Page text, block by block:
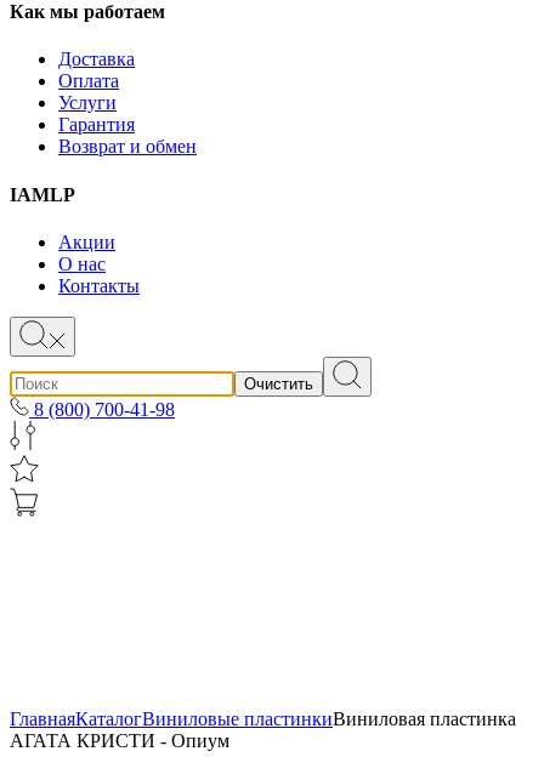
Как мы работаем
Доставка
Оплата
Услуги
Гарантия
Возврат и обмен
IAMLP
Акции
О нас
Контакты
Очистить
8 (800) 700-41-98
ГлавнаяКаталогВиниловые пластинкиВиниловая пластинка
АГАТА КРИСТИ - Опиум